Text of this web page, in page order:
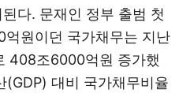
다. 문재인 정부 출범 첫
원이던 국가채무는 지난
408조6000억원 증가했
(GDP) 대비 국가채무비율